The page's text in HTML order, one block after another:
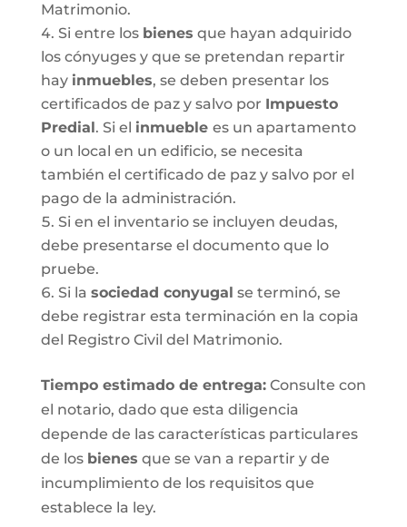
Matrimonio.
Si entre los bienes que hayan adquirido
los cónyuges y que se pretendan repartir
hay inmuebles, se deben presentar los
certificados de paz y salvo por Impuesto
Predial. Si el inmueble es un apartamento
o un local en un edificio, se necesita
también el certificado de paz y salvo por el
pago de la administración.
Si en el inventario se incluyen deudas,
debe presentarse el documento que lo
pruebe.
Si la sociedad conyugal se terminó, se
debe registrar esta terminación en la copia
del Registro Civil del Matrimonio.
Tiempo estimado de entrega:Consulte con
el notario, dado que esta diligencia
depende de las características particulares
de los bienes que se van a repartir y de
incumplimiento de los requisitos que
establece la ley.